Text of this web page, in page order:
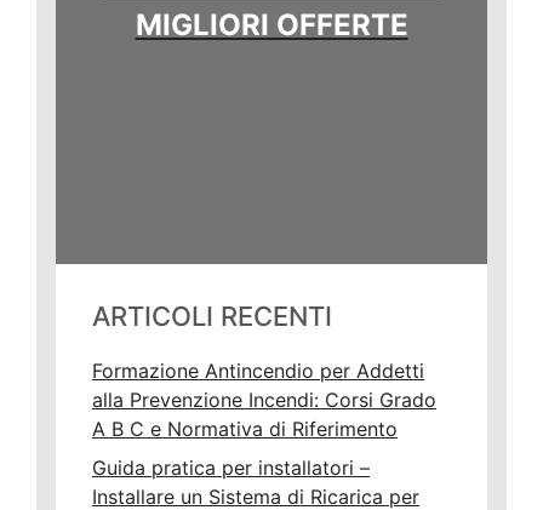
MIGLIORI OFFERTE
ARTICOLI RECENTI
Formazione Antincendio per Addetti
alla Prevenzione Incendi: Corsi Grado
A B C e Normativa di Riferimento
Guida pratica per installatori –
Installare un Sistema di Ricarica per